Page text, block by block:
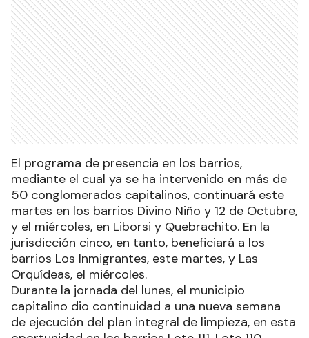
El programa de presencia en los barrios,
mediante el cual ya se ha intervenido en más de
50 conglomerados capitalinos, continuará este
martes en los barrios Divino Niño y 12 de Octubre,
y el miércoles, en Liborsi y Quebrachito. En la
jurisdicción cinco, en tanto, beneficiará a los
barrios Los Inmigrantes, este martes, y Las
Orquídeas, el miércoles.
Durante la jornada del lunes, el municipio
capitalino dio continuidad a una nueva semana
de ejecución del plan integral de limpieza, en esta